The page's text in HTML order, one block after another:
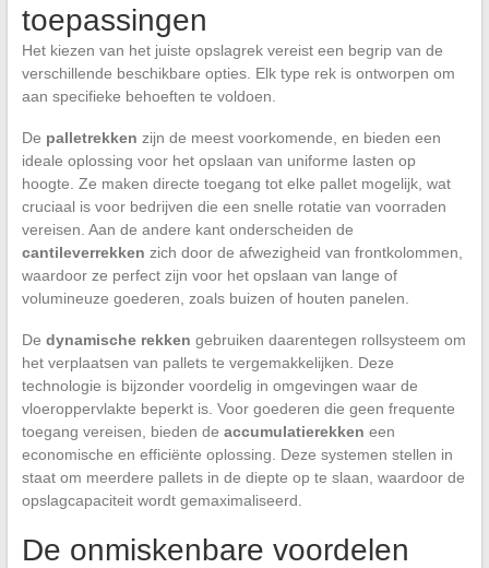
toepassingen
Het kiezen van het juiste opslagrek vereist een begrip van de
verschillende beschikbare opties. Elk type rek is ontworpen om
aan specifieke behoeften te voldoen.
De palletrekken zijn de meest voorkomende, en bieden een
ideale oplossing voor het opslaan van uniforme lasten op
hoogte. Ze maken directe toegang tot elke pallet mogelijk, wat
cruciaal is voor bedrijven die een snelle rotatie van voorraden
vereisen. Aan de andere kant onderscheiden de
cantileverrekken zich door de afwezigheid van frontkolommen,
waardoor ze perfect zijn voor het opslaan van lange of
volumineuze goederen, zoals buizen of houten panelen.
De dynamische rekken gebruiken daarentegen rollsysteem om
het verplaatsen van pallets te vergemakkelijken. Deze
technologie is bijzonder voordelig in omgevingen waar de
vloeroppervlakte beperkt is. Voor goederen die geen frequente
toegang vereisen, bieden de accumulatierekken een
economische en efficiënte oplossing. Deze systemen stellen in
staat om meerdere pallets in de diepte op te slaan, waardoor de
opslagcapaciteit wordt gemaximaliseerd.
De onmiskenbare voordelen